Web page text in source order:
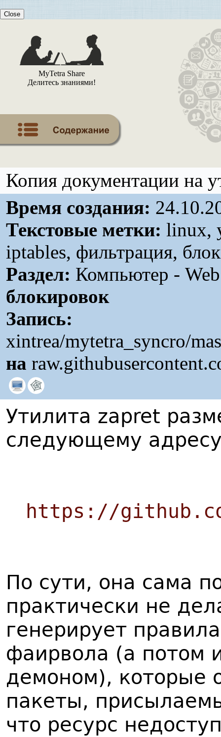
Close
MyTetra Share
Делитесь знаниями!
Копия документации на
Время создания:
Текстовые метки: linux,
iptables, фильтрация,
Раздел: Компьютер -
блокировок
Запись:
xintrea/mytetra_syncro/
на
Утилита zapret
следующему
https://
По сути, она сама
практически не
генерирует
фаирвола (а потом
демоном), которые
пакеты,
что ресурс